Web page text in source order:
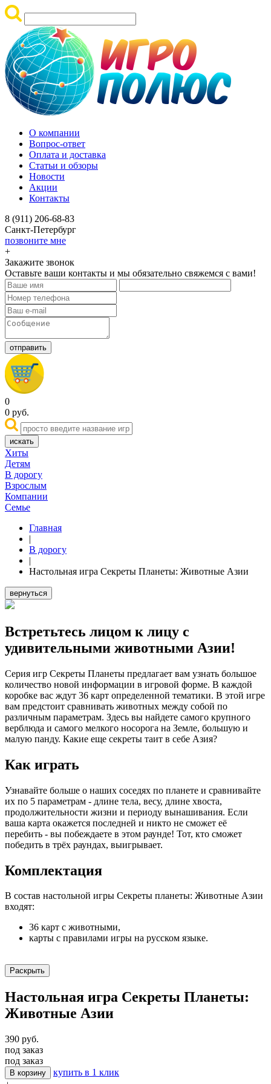
О компании
Вопрос-ответ
Оплата и доставка
Статьи и обзоры
Новости
Акции
Контакты
8 (911) 206-68-83
Санкт-Петербург
позвоните мне
+
Закажите звонок
Оставьте ваши контакты и мы обязательно свяжемся с вами!
отправить
0
0 руб.
искать
Хиты
Детям
В дорогу
Взрослым
Компании
Семье
Главная
|
В дорогу
|
Настольная игра Секреты Планеты: Животные Азии
вернуться
Встретьтесь лицом к лицу с
удивительными животными Азии!
Серия игр Секреты Планеты предлагает вам узнать большое
количество новой информации в игровой форме. В каждой
коробке вас ждут 36 карт определенной тематики. В этой игре
вам предстоит сравнивать животных между собой по
различным параметрам. Здесь вы найдете самого крупного
верблюда и самого мелкого носорога на Земле, большую и
малую панду. Какие еще секреты таит в себе Азия?
Как играть
Узнавайте больше о наших соседях по планете и сравнивайте
их по 5 параметрам - длине тела, весу, длине хвоста,
продолжительности жизни и периоду вынашивания. Если
ваша карта окажется последней и никто не сможет её
перебить - вы побеждаете в этом раунде! Тот, кто сможет
победить в трёх раундах, выигрывает.
Комплектация
В состав настольной игры Секреты планеты: Животные Азии
входят:
36 карт с животными,
карты с правилами игры на русском языке.
Раскрыть
Настольная игра Секреты Планеты:
Животные Азии
390 руб.
под заказ
под заказ
В корзину
купить в 1 клик